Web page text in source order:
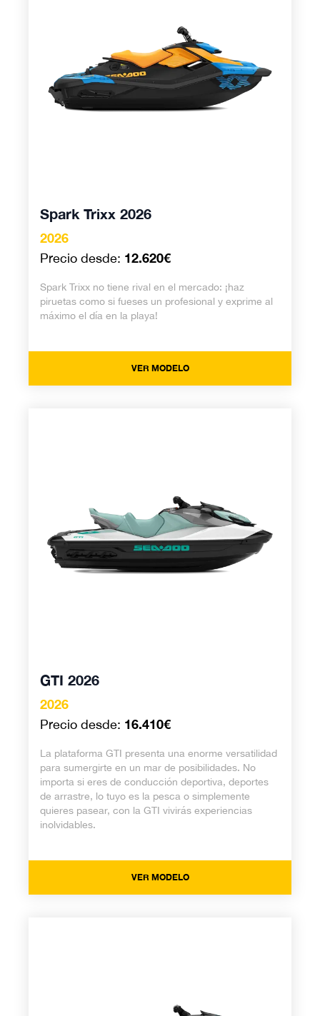
Spark Trixx 2026
2026
Precio desde: 12.620€
Spark Trixx no tiene rival en el mercado: ¡haz
piruetas como si fueses un profesional y exprime al
máximo el día en la playa!
VER MODELO
GTI 2026
2026
Precio desde: 16.410€
La plataforma GTI presenta una enorme versatilidad
para sumergirte en un mar de posibilidades. No
importa si eres de conducción deportiva, deportes
de arrastre, lo tuyo es la pesca o simplemente
quieres pasear, con la GTI vivirás experiencias
inolvidables.
VER MODELO